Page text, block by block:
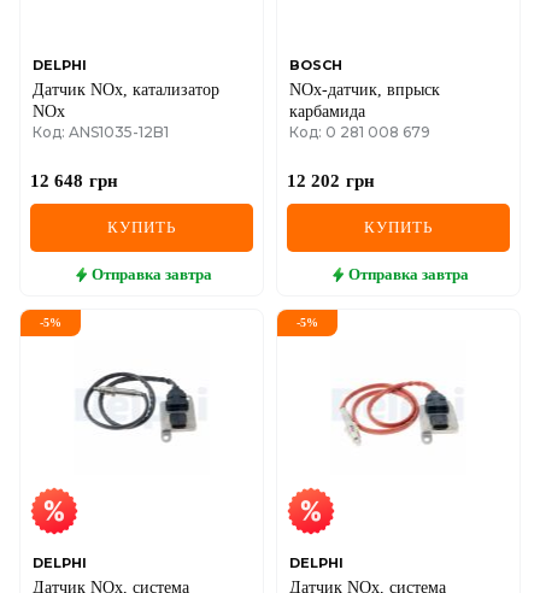
DELPHI
Датчик NOx, катализатор
NOx
Код: ANS1035-12B1
12 648 грн
КУПИТЬ
Отправка завтра
BOSCH
NOx-датчик, впрыск
карбамида
Код: 0 281 008 679
12 202 грн
КУПИТЬ
Отправка завтра
-5%
DELPHI
Датчик NOx, система
-5%
DELPHI
Датчик NOx, система